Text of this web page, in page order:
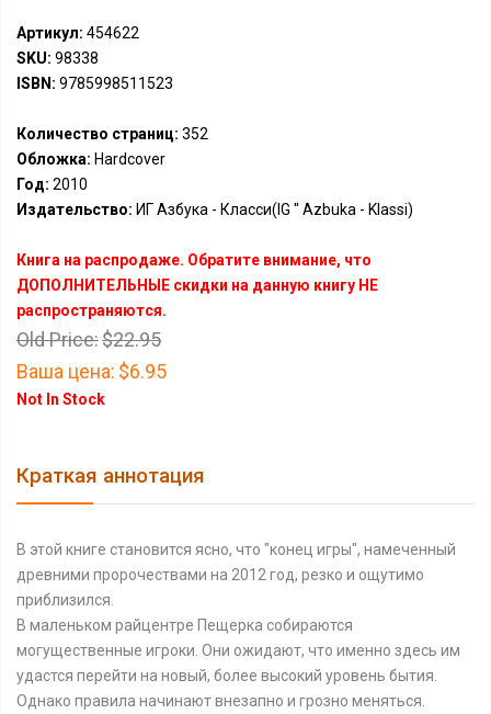
Артикул: 454622
SKU: 98338
ISBN: 9785998511523
Количество страниц: 352
Обложка: Hardcover
Год: 2010
Издательство: ИГ Азбука - Класси(IG " Azbuka - Klassi)
Книга на распродаже. Обратите внимание, что
ДОПОЛНИТЕЛЬНЫЕ скидки на данную книгу НЕ
распространяются.
Old Price:$22.95
Ваша цена: $6.95
Not In Stock
Краткая аннотация
В этой книге становится ясно, что "конец игры", намеченный
древними пророчествами на 2012 год, резко и ощутимо
приблизился.
В маленьком райцентре Пещерка собираются
могущественные игроки. Они ожидают, что именно здесь им
удастся перейти на новый, более высокий уровень бытия.
Однако правила начинают внезапно и грозно меняться.